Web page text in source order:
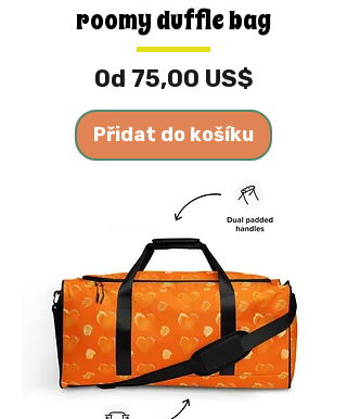
roomy duffle bag
Od 75,00 US$
Zvýhodněná cena
Přidat do košíku